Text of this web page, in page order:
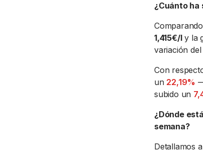
¿Cuánto ha
1,415€/ly la
variación del
Con
un 22,19%
subido un
¿Dónde
semana?
Detallamos